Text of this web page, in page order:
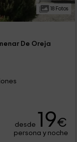
18 Fotos
De Oreja
desde 19€
persona y noche